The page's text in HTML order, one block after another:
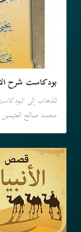
بودكاست شرح
للذهاب إلى
محمد صالح العثيمين